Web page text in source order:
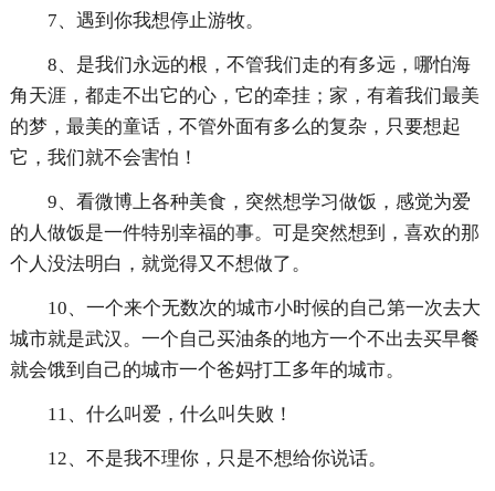
7、遇到你我想停止游牧。
8、是我们永远的根，不管我们走的有多远，哪怕海
角天涯，都走不出它的心，它的牵挂；家，有着我们最美
的梦，最美的童话，不管外面有多么的复杂，只要想起
它，我们就不会害怕！
9、看微博上各种美食，突然想学习做饭，感觉为爱
的人做饭是一件特别幸福的事。可是突然想到，喜欢的那
个人没法明白，就觉得又不想做了。
10、一个来个无数次的城市小时候的自己第一次去大
城市就是武汉。一个自己买油条的地方一个不出去买早餐
就会饿到自己的城市一个爸妈打工多年的城市。
11、什么叫爱，什么叫失败！
12、不是我不理你，只是不想给你说话。